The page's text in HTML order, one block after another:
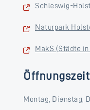
Schleswig-
Naturpark
MakS (Städte
Montag, Dienstag,